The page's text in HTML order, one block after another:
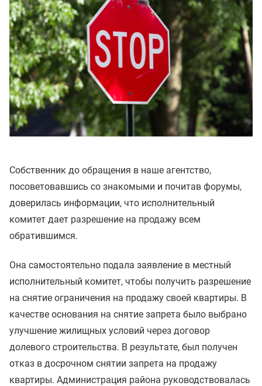
Собственник до обращения в наше агентство,
посоветовавшись со знакомыми и почитав форумы,
доверилась информации, что исполнительный
комитет дает разрешение на продажу всем
обратившимся.
Она самостоятельно подала заявление в местный
исполнительный комитет, чтобы получить разрешение
на снятие ограничения на продажу своей квартиры. В
качестве основания на снятие запрета было выбрано
улучшение жилищных условий через договор
долевого строительства. В результате, был получен
отказ в досрочном снятии запрета на продажу
квартиры. Администрация района руководствовалась